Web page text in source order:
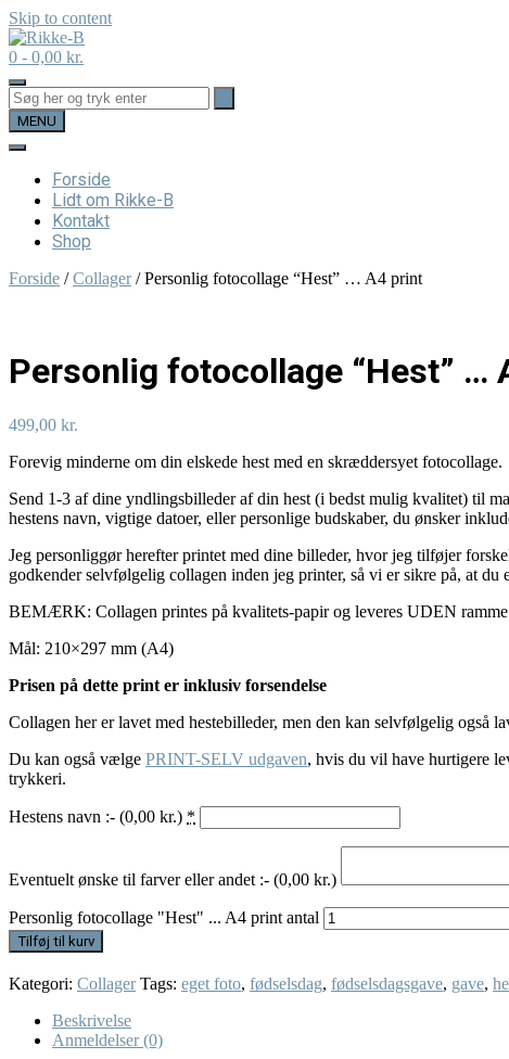
Skip to content
0 - 0,00 kr.
MENU
Forside
Lidt om Rikke-B
Kontakt
Shop
Forside /Collager/ Personlig fotocollage “Hest” … A4 print
Personlig fotocollage “Hest” …
499,00 kr.
Forevig minderne om din elskede hest med en skræddersyet fotocollage.
Send 1-3 af dine yndlingsbilleder af din hest (i bedst mulig kvalitet) til
hestens navn, vigtige datoer, eller personlige budskaber, du ønsker
Jeg personliggør herefter printet med dine billeder, hvor jeg tilføjer
godkender selvfølgelig collagen inden jeg printer, så vi er sikre på, at du
BEMÆRK: Collagen printes på kvalitets-papir og leveres UDEN
Mål: 210×297 mm (A4)
Prisen på dette print er inklusiv forsendelse
Collagen her er lavet med hestebilleder, men den kan selvfølgelig også
Du kan også vælge PRINT-SELV udgaven, hvis du vil have hurtigere
trykkeri.
Hestens navn :- (0,00 kr.) *
Eventuelt ønske til farver eller andet :- (0,00 kr.)
Personlig fotocollage "Hest" ... A4 print antal
Tilføj til kurv
Kategori: Collager Tags: eget foto, fødselsdag, fødselsdagsgave, gave,
Beskrivelse
Anmeldelser (0)